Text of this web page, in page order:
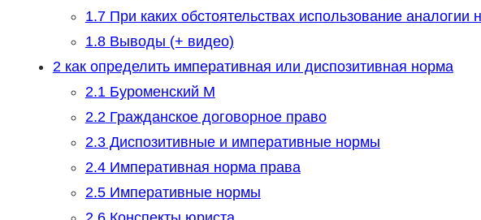
1.7При каких обстоятельствах использование аналогии
1.8Выводы (+ видео)
2как определить императивная или диспозитивная норма
2.1Буроменский М
2.2Гражданское договорное право
2.3Диспозитивные и императивные нормы
2.4Императивная норма права
2.5Императивные нормы